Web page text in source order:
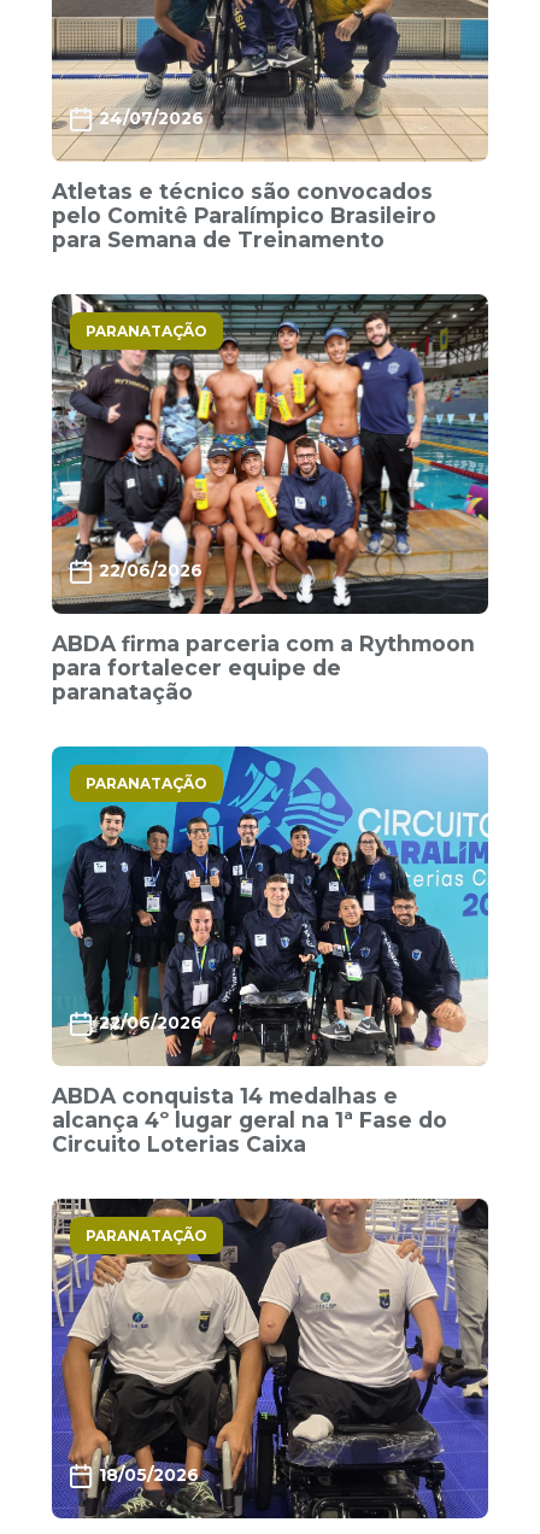
24/07/2026
Atletas e técnico são convocados
pelo Comitê Paralímpico Brasileiro
para Semana de Treinamento
PARANATAÇÃO
22/06/2026
ABDA firma parceria com a Rythmoon
para fortalecer equipe de
paranatação
PARANATAÇÃO
22/06/2026
ABDA conquista 14 medalhas e
alcança 4º lugar geral na 1ª Fase do
Circuito Loterias Caixa
PARANATAÇÃO
18/05/2026